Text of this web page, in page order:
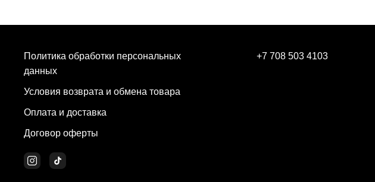
Политика обработки персональных
данных
Условия возврата и обмена товара
Оплата и доставка
Договор оферты
+7 708 503 4103